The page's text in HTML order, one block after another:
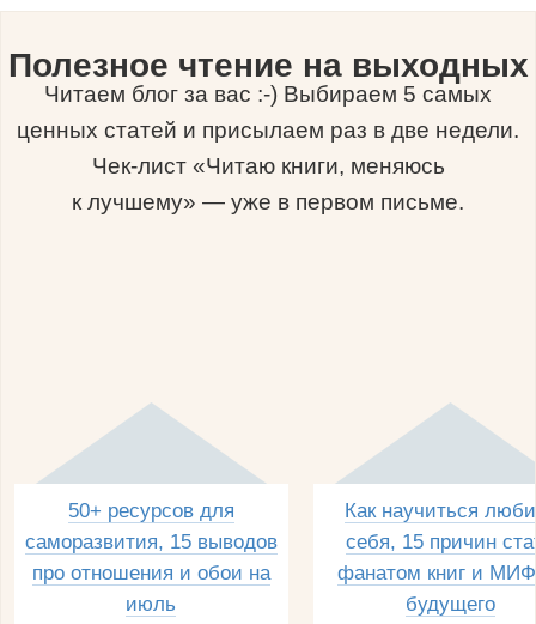
Полезное чтение на выходных
Читаем блог за вас :-) Выбираем 5 самых
ценных статей и присылаем раз в две недели.
Чек-лист «Читаю книги, меняюсь
к лучшему» — уже в первом письме.
50+ ресурсов для
саморазвития, 15 выводов
про отношения и обои на
июль
Как научиться
себя, 15 причин
фанатом книг и
будущего